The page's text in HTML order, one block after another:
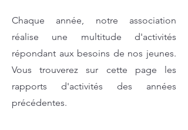
Chaque année, notre association
réalise une multitude d'activités
répondant aux besoins de nos jeunes.
Vous trouverez sur cette page les
rapports d'activités des années
précédentes.